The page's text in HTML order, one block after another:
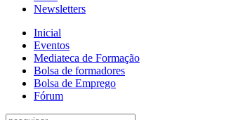
Newsletters
Inicial
Eventos
Mediateca de Formação
Bolsa de formadores
Bolsa de Emprego
Fórum